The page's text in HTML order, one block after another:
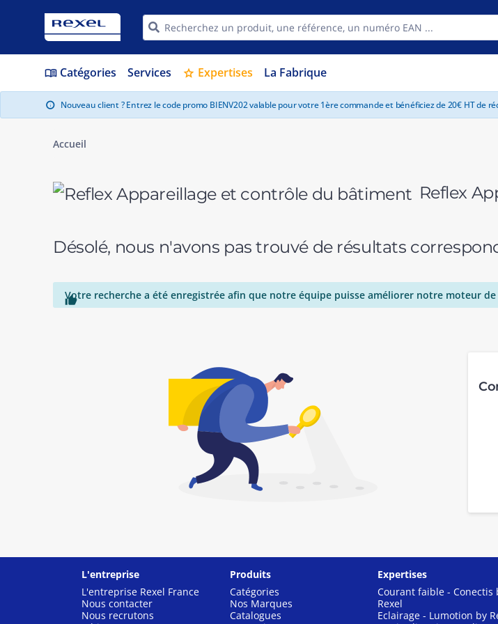
menu_book Catégories Services star Expertises La Fabrique
info Nouveau client ? Entrez le code promo BIENV202 valable pour votre 1ère commande et bénéficiez de 20€ HT de
Accueil
Reflex
Désolé, nous n'avons pas trouvé de résultats

Votre recherche a été enregistrée afin que notre équipe puisse améliorer notre moteur
L'entreprise
L'entreprise Rexel France
Nous contacter
Nous recrutons
Produits
Catégories
Nos Marques
Catalogues
Expertises
Courant faible - Conectis
Rexel
Eclairage - Lumotion by